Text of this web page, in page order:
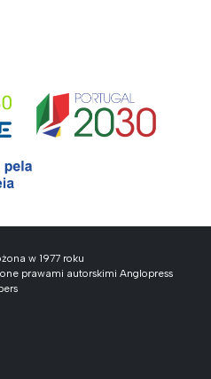
w 1977 roku
prawami autorskimi Anglopress